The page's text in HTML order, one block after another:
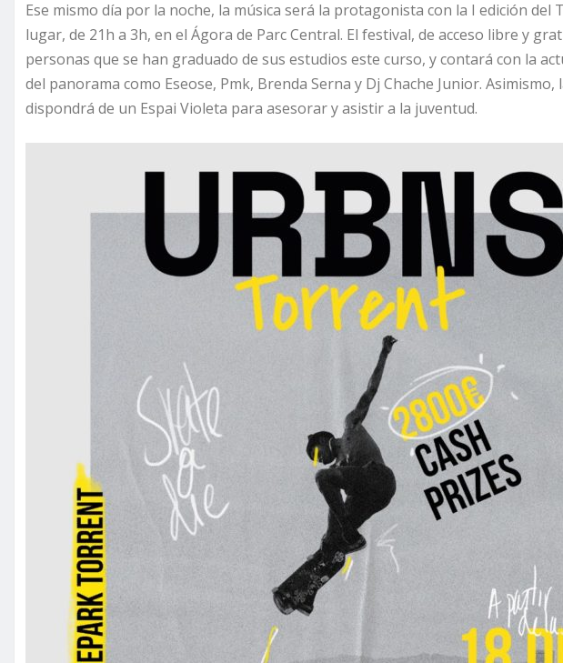
Ese mismo día por la noche, la música será la protagonista con la I edición
lugar, de 21h a 3h, en el Ágora de Parc Central. El festival, de acceso libre y
personas que se han graduado de sus estudios este curso, y contará con la
del panorama como Eseose, Pmk, Brenda Serna y Dj Chache Junior. Asimismo,
dispondrá de un Espai Violeta para asesorar y asistir a la juventud.